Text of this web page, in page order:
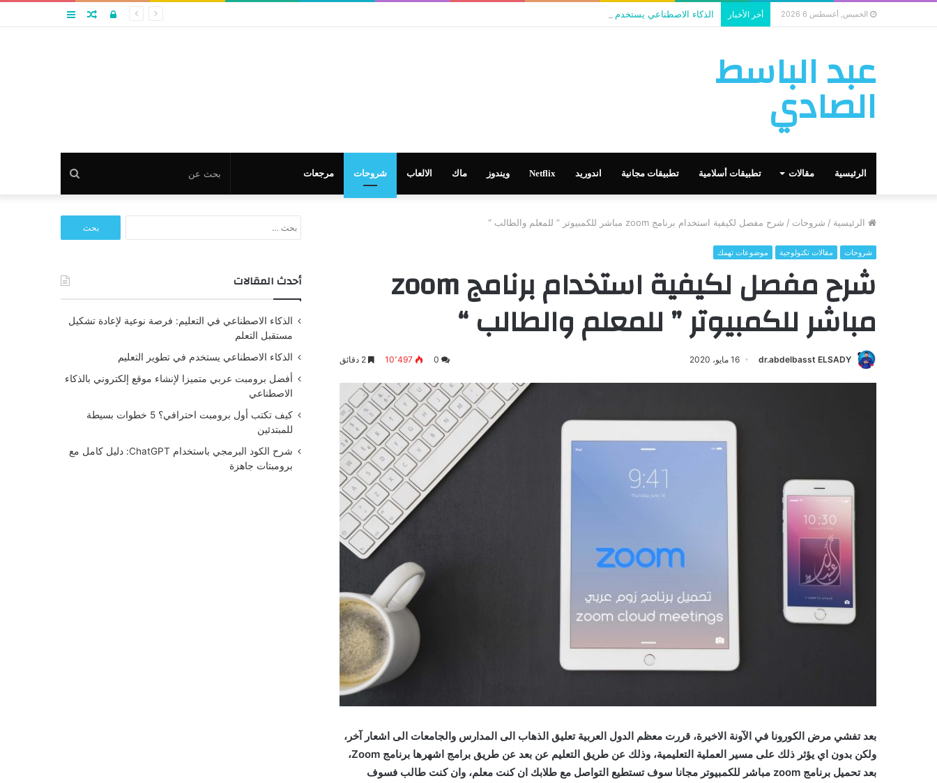
الخميس, أغسطس 6 2026 أخر الأخبار الذكاء الاصطناعي يستخدم في تطوير التعليم عمودمقالتسجيل
عبد الباسط
الصادي
الرئيسية مقالات تطبيقات أسلامية تطبيقات مجانية اندوريد Netflix ويندوز ماك الالعاب شروحات مرجعات بحث
عن
الرئيسية / شروحات / شرح مفصل لكيفية استخدام برنامج zoom مباشر للكمبيوتر ” للمعلم والطالب “
شروحات مقالات تكنولوجية موضوعات تهمك
شرح مفصل لكيفية استخدام برنامج zoom
مباشر للكمبيوتر ” للمعلم والطالب “
dr.abdelbasst ELSADY 16 مايو، 2020 0 10٬497
بعد تفشي مرض الكورونا في الآونة الاخيرة، قررت معظم الدول العربية تعليق الذهاب الى المدارس والجامعات الى اشعار آخر،
ولكن بدون اي يؤثر ذلك على مسير العملية التعليمية، وذلك عن طريق التعليم عن بعد عن طريق برامج اشهرها برنامج Zoom،
بعد تحميل برنامج zoom مباشر للكمبيوتر مجانا سوف تستطيع التواصل مع طلابك ان كنت معلم، وان كنت طالب فسوف
عن:
أحدث المقالات
الذكاء الاصطناعي في التعليم: فرصة نوعية لإعادة تشكيل
مستقبل التعلم
الذكاء الاصطناعي يستخدم في تطوير التعليم
أفضل برومبت عربي متميزا لإنشاء موقع إلكتروني بالذكاء
الاصطناعي
كيف تكتب أول برومبت احترافي؟ 5 خطوات بسيطة
للمبتدئين
شرح الكود البرمجي باستخدام ChatGPT: دليل كامل مع
برومبتات جاهزة